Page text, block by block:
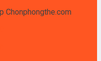
Chonphongthe.com